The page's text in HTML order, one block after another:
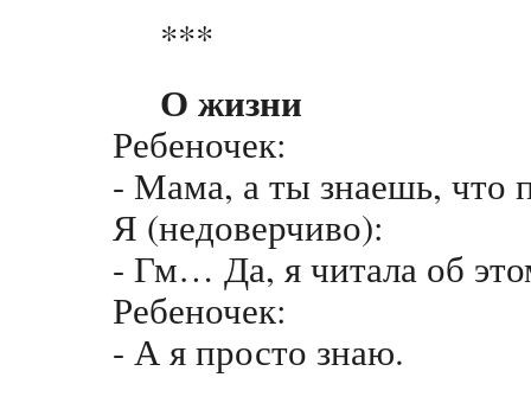
***
О жизни
Ребеночек:
- Мама, а ты знаешь, что
Я (недоверчиво):
- Гм… Да, я читала об
Ребеночек:
- А я просто знаю.